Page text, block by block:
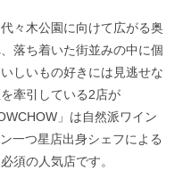
々木公園に向けて広がる奥
落ち着いた街並みの中に個
しいもの好きには見逃せな
牽引している2店が
」は自然派ワイン
一つ星店出身シェフによる
須の人気店です。